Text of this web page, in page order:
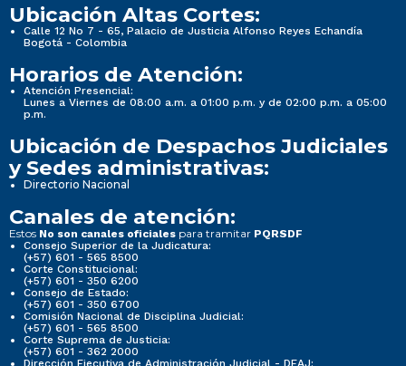
Ubicación Altas Cortes:
Calle 12 No 7 - 65, Palacio de Justicia Alfonso Reyes Echandía
Bogotá - Colombia
Horarios de Atención:
Atención Presencial:
Lunes a Viernes de 08:00 a.m. a 01:00 p.m. y de 02:00 p.m. a 05:00
p.m.
Ubicación de Despachos Judiciales
y Sedes administrativas:
Directorio Nacional
Canales de atención:
Estos No son canales oficiales para tramitar PQRSDF
Consejo Superior de la Judicatura:
(+57) 601 - 565 8500
Corte Constitucional:
(+57) 601 - 350 6200
Consejo de Estado:
(+57) 601 - 350 6700
Comisión Nacional de Disciplina Judicial:
(+57) 601 - 565 8500
Corte Suprema de Justicia:
(+57) 601 - 362 2000
Dirección Ejecutiva de Administración Judicial - DEAJ: